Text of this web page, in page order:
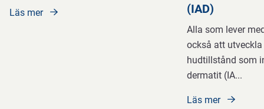
Läs mer
(IAD)
Alla som lever
också att
hudtillstånd som
dermatit (IA...
Läs mer